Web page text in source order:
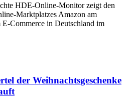
HDE-Online-Monitor zeigt den
Marktplatzes Amazon am
Commerce in Deutschland im
der Weihnachtsgeschenke